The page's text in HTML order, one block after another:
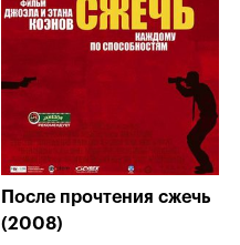
После прочтения сжечь
(2008)